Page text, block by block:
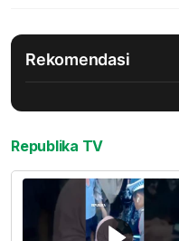
Rekomendasi
Republika TV